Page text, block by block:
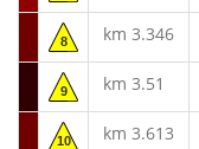
8 km 3.346
9 km 3.51
10 km 3.613